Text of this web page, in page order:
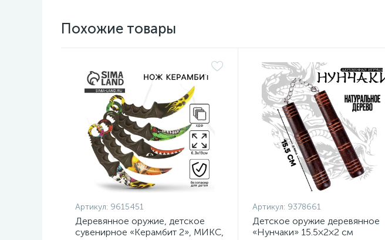
Похожие товары
Артикул: 9615451
Деревянное оружие, детское
сувенирное «Керамбит 2», МИКС,
Артикул: 9378661
Детское оружие деревянное
«Нунчаки» 15.5×2×2 см